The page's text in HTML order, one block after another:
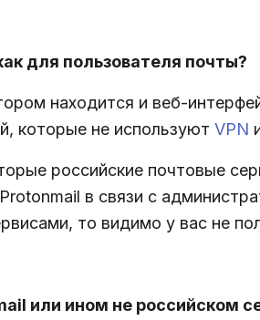
для пользователя почты?
находится и веб-
которые не используют VPN
российские почтовые
в связи с
то видимо у вас не
или ином не российском